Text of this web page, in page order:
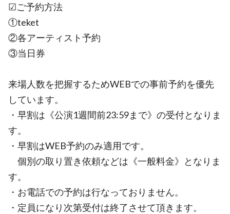
☑ご予約方法
①teket
②各アーティスト予約
③当日券
来場人数を把握するためWEBでの事前予約を優先
しています。
・早割は《公演1週間前23:59まで》の受付となりま
す。
・早割はWEB予約のみ適用です。
個別の取り置き依頼などは《一般料金》となりま
す。
・お電話での予約は行なっておりません。
・定員になり次第受付は終了させて頂きます。